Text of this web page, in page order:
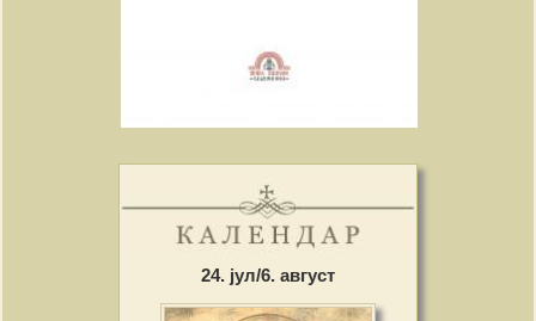
24. јул/6. август